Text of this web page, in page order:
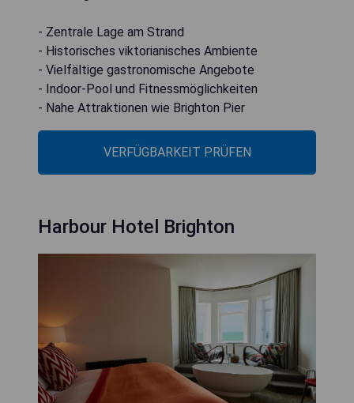
- Zentrale Lage am Strand
- Historisches viktorianisches Ambiente
- Vielfältige gastronomische Angebote
- Indoor-Pool und Fitnessmöglichkeiten
- Nahe Attraktionen wie Brighton Pier
VERFÜGBARKEIT PRÜFEN
Harbour Hotel Brighton